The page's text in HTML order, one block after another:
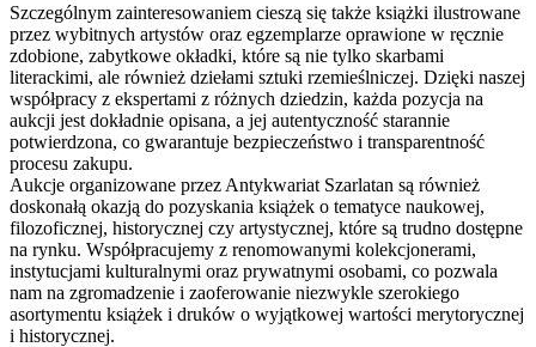
Szczególnym zainteresowaniem cieszą się także książki ilustrowane
przez wybitnych artystów oraz egzemplarze oprawione w ręcznie
zdobione, zabytkowe okładki, które są nie tylko skarbami
literackimi, ale również dziełami sztuki rzemieślniczej. Dzięki naszej
współpracy z ekspertami z różnych dziedzin, każda pozycja na
aukcji jest dokładnie opisana, a jej autentyczność starannie
potwierdzona, co gwarantuje bezpieczeństwo i transparentność
procesu zakupu.
Aukcje organizowane przez Antykwariat Szarlatan są również
doskonałą okazją do pozyskania książek o tematyce naukowej,
filozoficznej, historycznej czy artystycznej, które są trudno dostępne
na rynku. Współpracujemy z renomowanymi kolekcjonerami,
instytucjami kulturalnymi oraz prywatnymi osobami, co pozwala
nam na zgromadzenie i zaoferowanie niezwykle szerokiego
asortymentu książek i druków o wyjątkowej wartości merytorycznej
i historycznej.